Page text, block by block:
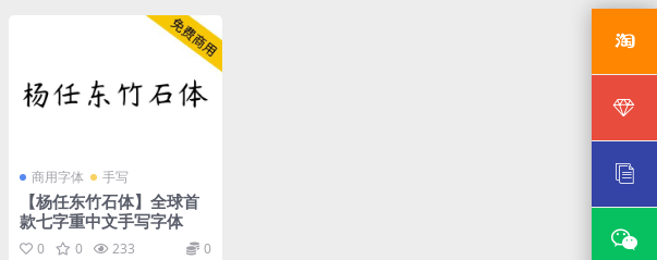
商用字体 手写
【杨任东竹石体】全球首
款七字重中文手写字体
0 0 233 0